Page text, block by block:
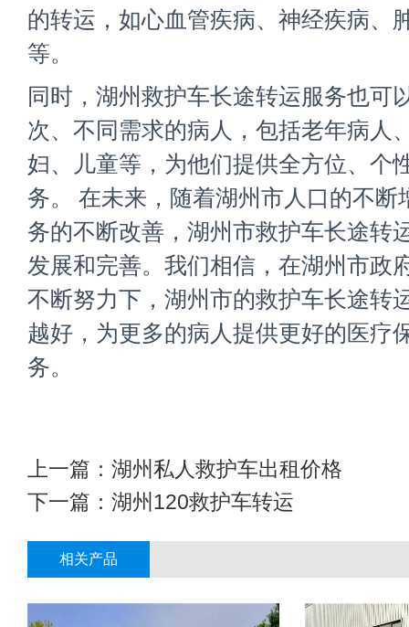
的转运，如心血管疾病、神经疾病、
等。
同时， 湖州救护车长途转运服务也可
次、不同需求的病人，包括老年病人
妇、儿童等，为他们提供全方位、个
务。 在未来，随着湖州市人口的不断
务的不断改善，湖州市救护车长途转
发展和完善。我们相信，在湖州市政
不断努力下，湖州市的救护车长途转
越好，为更多的病人提供更好的医疗
务。
上一篇： 湖州私人救护车出租价格
下一篇： 湖州120救护车转运
相关产品